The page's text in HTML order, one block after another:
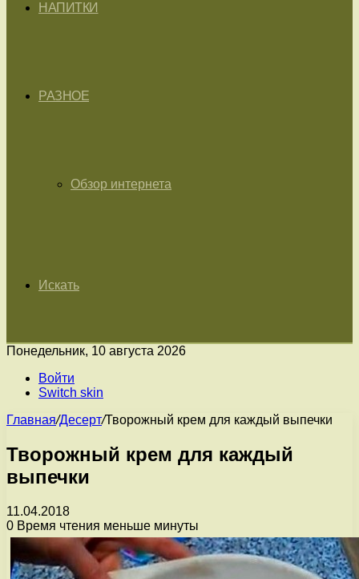
НАПИТКИ
РАЗНОЕ
Обзор интернета
Искать
Понедельник, 10 августа 2026
Войти
Switch skin
Главная/Десерт/Творожный крем для каждый выпечки
Творожный крем для каждый
выпечки
11.04.2018
0 Время чтения меньше минуты